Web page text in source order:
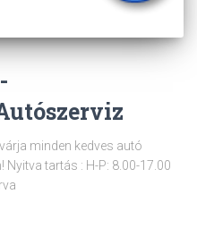
minden kedves autó
tartás : H-P: 8.00-17.00